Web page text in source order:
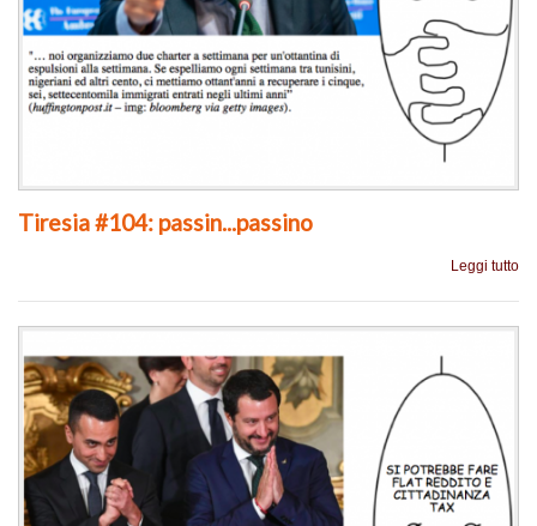
Tiresia #104: passin...passino
Leggi tutto